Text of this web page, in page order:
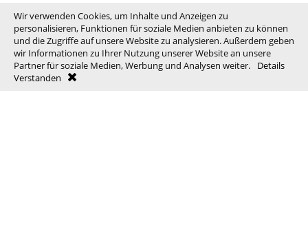
Wir verwenden Cookies, um Inhalte und Anzeigen zu
personalisieren, Funktionen für soziale Medien anbieten zu können
und die Zugriffe auf unsere Website zu analysieren. Außerdem geben
wir Informationen zu Ihrer Nutzung unserer Website an unsere
Partner für soziale Medien, Werbung und Analysen weiter.
Details
Verstanden